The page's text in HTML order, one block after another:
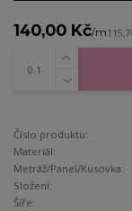
140,00 Kč/m
Číslo produktu:
Materiál:
Metráž/Panel/Kusovka:
Složení:
Šíře: